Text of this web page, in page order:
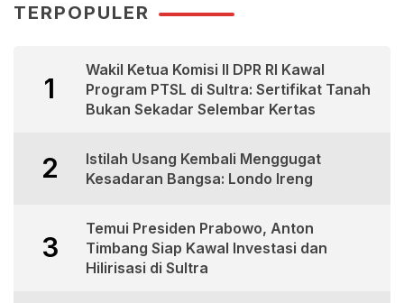
TERPOPULER
1
Wakil Ketua Komisi II DPR RI Kawal
Program PTSL di Sultra: Sertifikat Tanah
Bukan Sekadar Selembar Kertas
2
Istilah Usang Kembali Menggugat
Kesadaran Bangsa: Londo Ireng
3
Temui Presiden Prabowo, Anton
Timbang Siap Kawal Investasi dan
Hilirisasi di Sultra